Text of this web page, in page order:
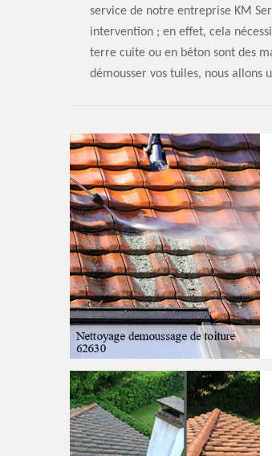
service de notre entreprise KM
intervention ; en effet, cela
terre cuite ou en béton sont des
démousser vos tuiles, nous allons